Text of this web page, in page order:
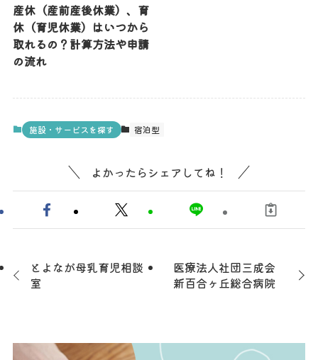
産休（産前産後休業）、育
休（育児休業）はいつから
取れるの？計算方法や申請
の流れ
施設・サービスを探す 宿泊型
よかったらシェアしてね！
とよなが母乳育児相談
室
医療法人社団三成会
新百合ヶ丘総合病院